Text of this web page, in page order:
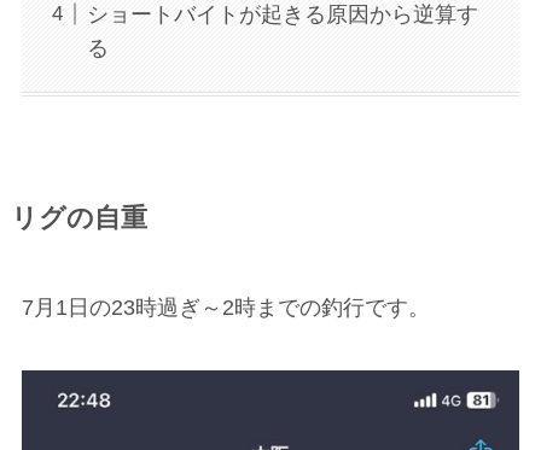
ショートバイトが起きる原因から逆算す
る
リグの自重
7月1日の23時過ぎ～2時までの釣行です。